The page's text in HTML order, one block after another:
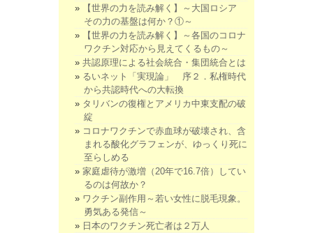
【世界の力を読み解く】～大国ロシア
その力の基盤は何か？①～
【世界の力を読み解く】～各国のコロナ
ワクチン対応から見えてくるもの～
共認原理による社会統合・集団統合とは
るいネット「実現論」 序２．私権時代
から共認時代への大転換
タリバンの復権とアメリカ中東支配の破
綻
コロナワクチンで赤血球が破壊され、含
まれる酸化グラフェンが、ゆっくり死に
至らしめる
家庭虐待が激増（20年で16.7倍）してい
るのは何故か？
ワクチン副作用～若い女性に脱毛現象。
勇気ある発信～
日本のワクチン死亡者は２万人